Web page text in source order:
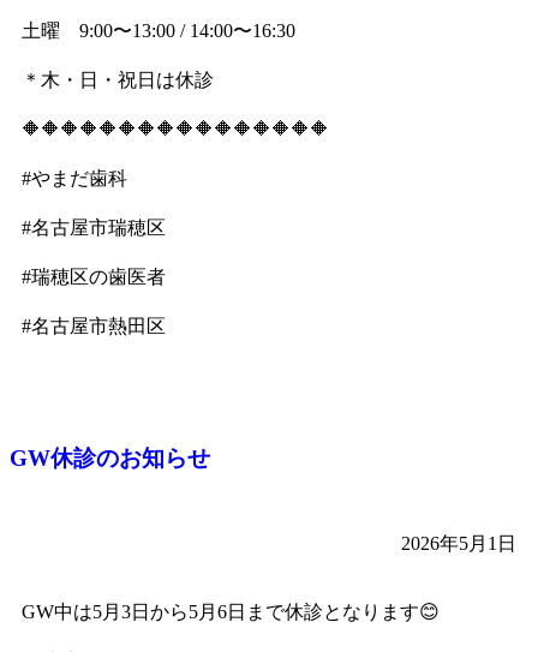
土曜 9:00〜13:00 / 14:00〜16:30
＊木・日・祝日は休診
🔶🔶🔶🔶🔶🔶🔶🔶🔶🔶🔶🔶🔶🔶🔶🔶
#やまだ歯科
#名古屋市瑞穂区
#瑞穂区の歯医者
#名古屋市熱田区
GW休診のお知らせ
2026年5月1日
GW中は5月3日から5月6日まで休診となります😊